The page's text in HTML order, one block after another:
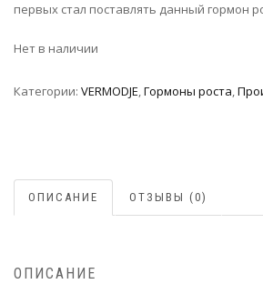
первых стал поставлять данный гормон
Нет в наличии
Категории: VERMODJE,Гормоны роста,
ОПИСАНИЕ ОТЗЫВЫ (0)
ОПИСАНИЕ